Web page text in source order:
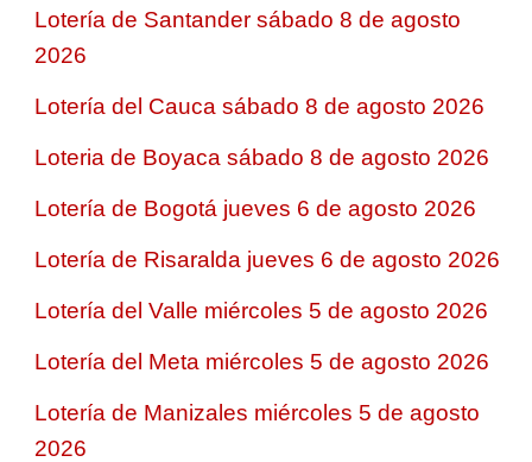
Lotería de Santander sábado 8 de agosto
2026
Lotería del Cauca sábado 8 de agosto 2026
Loteria de Boyaca sábado 8 de agosto 2026
Lotería de Bogotá jueves 6 de agosto 2026
Lotería de Risaralda jueves 6 de agosto 2026
Lotería del Valle miércoles 5 de agosto 2026
Lotería del Meta miércoles 5 de agosto 2026
Lotería de Manizales miércoles 5 de agosto
2026